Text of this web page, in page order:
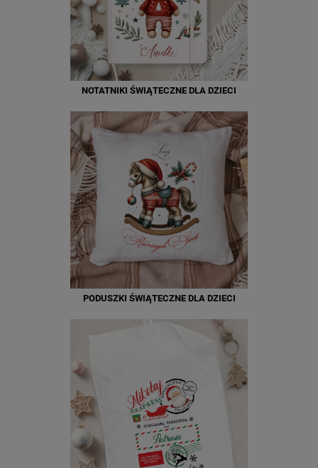
NOTATNIKI ŚWIĄTECZNE DLA DZIECI
PODUSZKI ŚWIĄTECZNE DLA DZIECI